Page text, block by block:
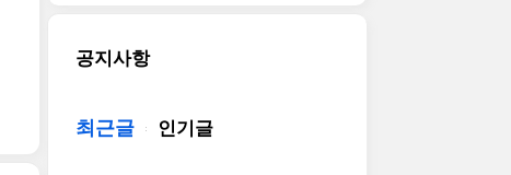
공지사항
최근글 인기글